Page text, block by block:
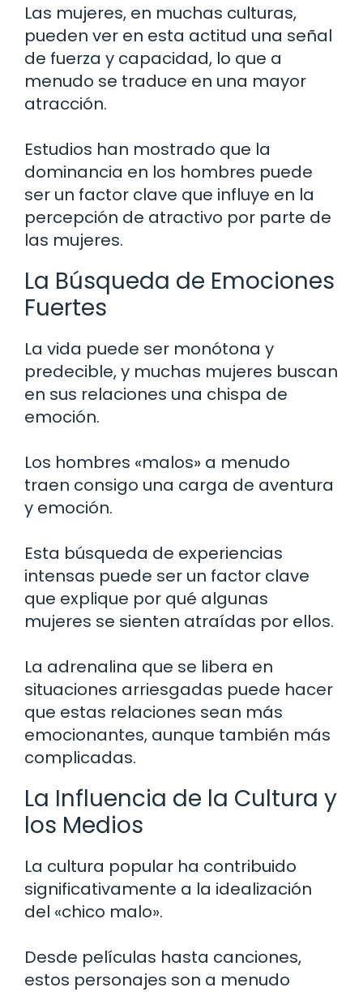
Las mujeres, en muchas culturas,
pueden ver en esta actitud una señal
de fuerza y capacidad, lo que a
menudo se traduce en una mayor
atracción.
Estudios han mostrado que la
dominancia en los hombres puede
ser un factor clave que influye en la
percepción de atractivo por parte de
las mujeres.
La Búsqueda de Emociones
Fuertes
La vida puede ser monótona y
predecible, y muchas mujeres buscan
en sus relaciones una chispa de
emoción.
Los hombres «malos» a menudo
traen consigo una carga de aventura
y emoción.
Esta búsqueda de experiencias
intensas puede ser un factor clave
que explique por qué algunas
mujeres se sienten atraídas por ellos.
La adrenalina que se libera en
situaciones arriesgadas puede hacer
que estas relaciones sean más
emocionantes, aunque también más
complicadas.
La Influencia de la Cultura y
los Medios
La cultura popular ha contribuido
significativamente a la idealización
del «chico malo».
Desde películas hasta canciones,
estos personajes son a menudo